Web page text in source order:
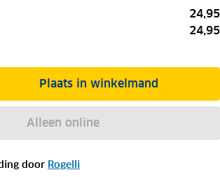
24,95
24,95
Plaats in winkelmand
Alleen online
door Rogelli